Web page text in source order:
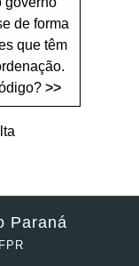
de forma
que têm
>>
Paraná